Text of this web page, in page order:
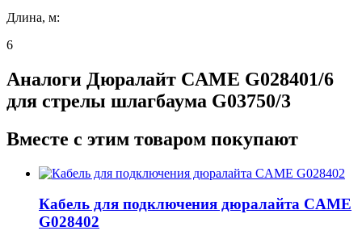
Длина, м:
6
Аналоги Дюралайт CAME G028401/6
для стрелы шлагбаума G03750/3
Вместе с этим товаром покупают
Кабель для подключения дюралайта CAME
G028402